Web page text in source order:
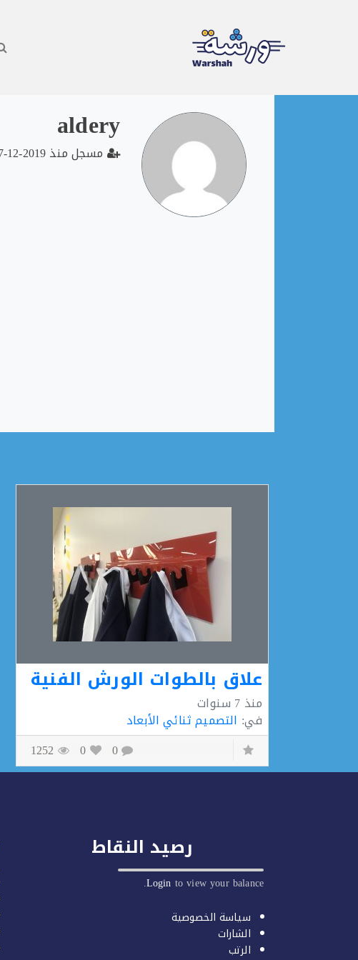
Skip
aldery
مسجل منذ 2019-12-17 07:00:02
علاق بالطوات الورش الفنية
منذ 7 سنوات
في: التصميم ثنائي الأبعاد
0
رصيد النقاط
Login to view your balance.
سياسة الخصوصية
الشارات
الرتب